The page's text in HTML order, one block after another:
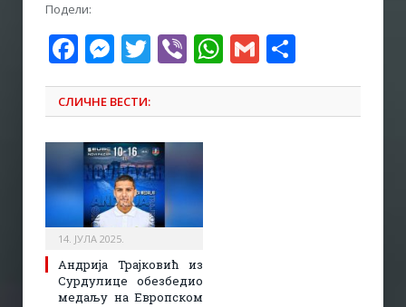
Подели:
Facebook
Messenger
Twitter
ViberWhatsApp
Gmail
СЛИЧНЕ ВЕСТИ:
14. ЈУЛА 2025.
Андрија Трајковић из
Сурдулице обезбедио
медаљу на Европском